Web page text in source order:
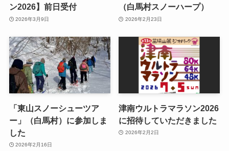
ン2026】前日受付
2026年3月9日
（白馬村スノーハープ）
2026年2月23日
「東山スノーシューツア
ー」（白馬村）に参加しま
した
2026年2月16日
津南ウルトラマラソン2026
に招待していただきました
2026年2月2日